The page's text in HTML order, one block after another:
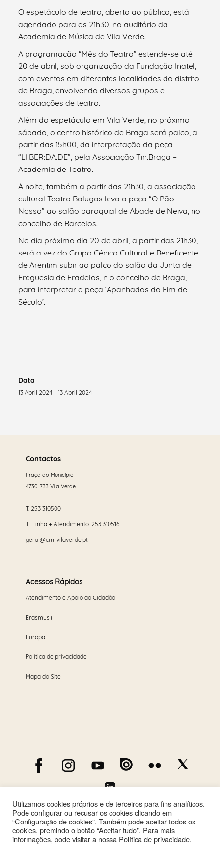
O espetáculo de teatro, aberto ao público, está
agendado para as 21h30, no auditório da
Academia de Música de Vila Verde.
A programação “Mês do Teatro” estende-se até
20 de abril, sob organização da Fundação Inatel,
com eventos em diferentes localidades do distrito
de Braga, envolvendo diversos grupos e
associações de teatro.
Além do espetáculo em Vila Verde, no próximo
sábado, o centro histórico de Braga será palco, a
partir das 15h00, da interpretação da peça
“LI.BER:DA.DE”, pela Associação Tin.Braga –
Academia de Teatro.
À noite, também a partir das 21h30, a associação
cultural Teatro Balugas leva a peça “O Pão
Nosso” ao salão paroquial de Abade de Neiva, no
concelho de Barcelos.
No dia próximo dia 20 de abril, a partir das 21h30,
será a vez do Grupo Cénico Cultural e Beneficente
de Arentim subir ao palco do salão da Junta de
Freguesia de Fradelos, n o concelho de Braga,
para interpretar a peça ‘Apanhados do Fim de
Século’.
Data
13 Abril 2024 - 13 Abril 2024
maisContactos
Praça do Município
4730-733 Vila Verde
T. 253 310500
T. Linha + Atendimento: 253 310516
geral@cm-vilaverde.pt
Acessos Rápidos
Atendimento e Apoio ao Cidadão
Erasmus+
Europa
Política de privacidade
Mapa do Site
Utilizamos cookies próprios e de terceiros para fins analíticos.
Pode configurar ou recusar os cookies clicando em
“Configuração de cookies”. Também pode aceitar todos os
cookies, premindo o botão “Aceitar tudo”. Para mais
informações, pode visitar a nossa Política de privacidade.